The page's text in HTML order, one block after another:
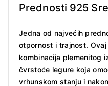
Prednosti 925
Jedna od najvećih
otpornost i trajnost.
kombinacija plemenitog
čvrstoće legure koja
vrhunskom stanju i